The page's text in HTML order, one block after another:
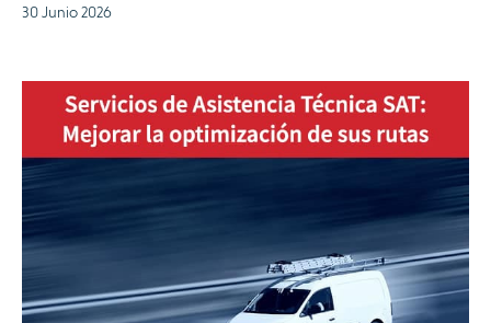
30 Junio 2026